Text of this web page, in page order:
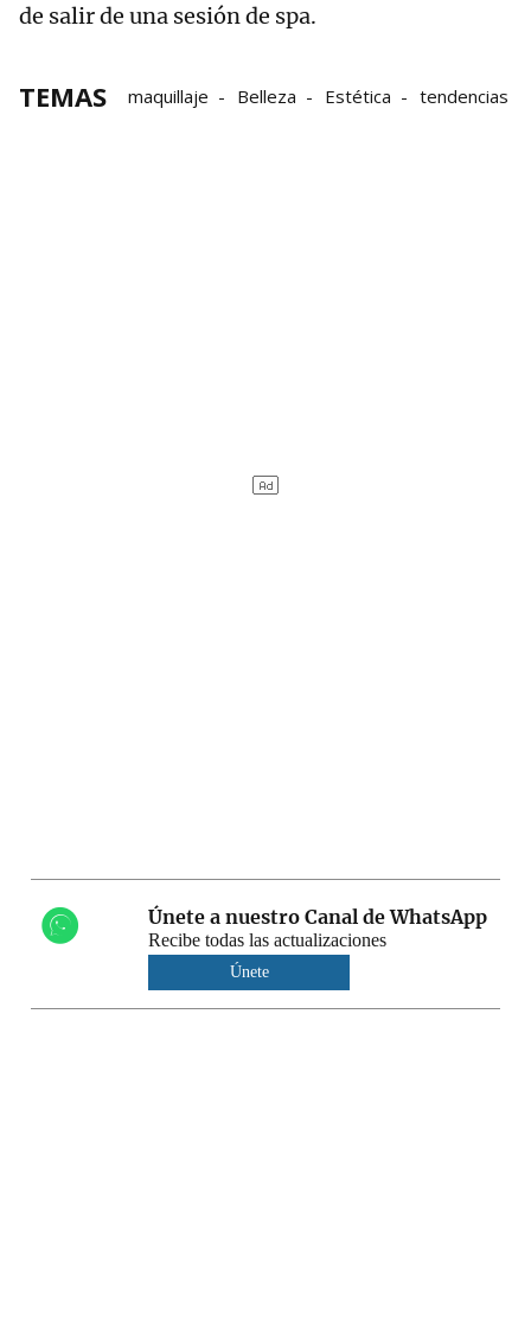
de salir de una sesión de spa.
TEMAS maquillaje Belleza Estética tendencias
Únete a nuestro Canal de WhatsApp
Recibe todas las actualizaciones
Únete